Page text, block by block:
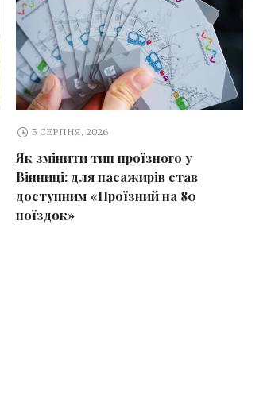
5 СЕРПНЯ, 2026
Як змінити тип проїзного у
Вінниці: для пасажирів став
доступним «Проїзний на 80
поїздок»